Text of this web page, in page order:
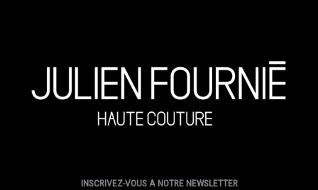
INSCRIVEZ-VOUS A NOTRE NEWSLETTER